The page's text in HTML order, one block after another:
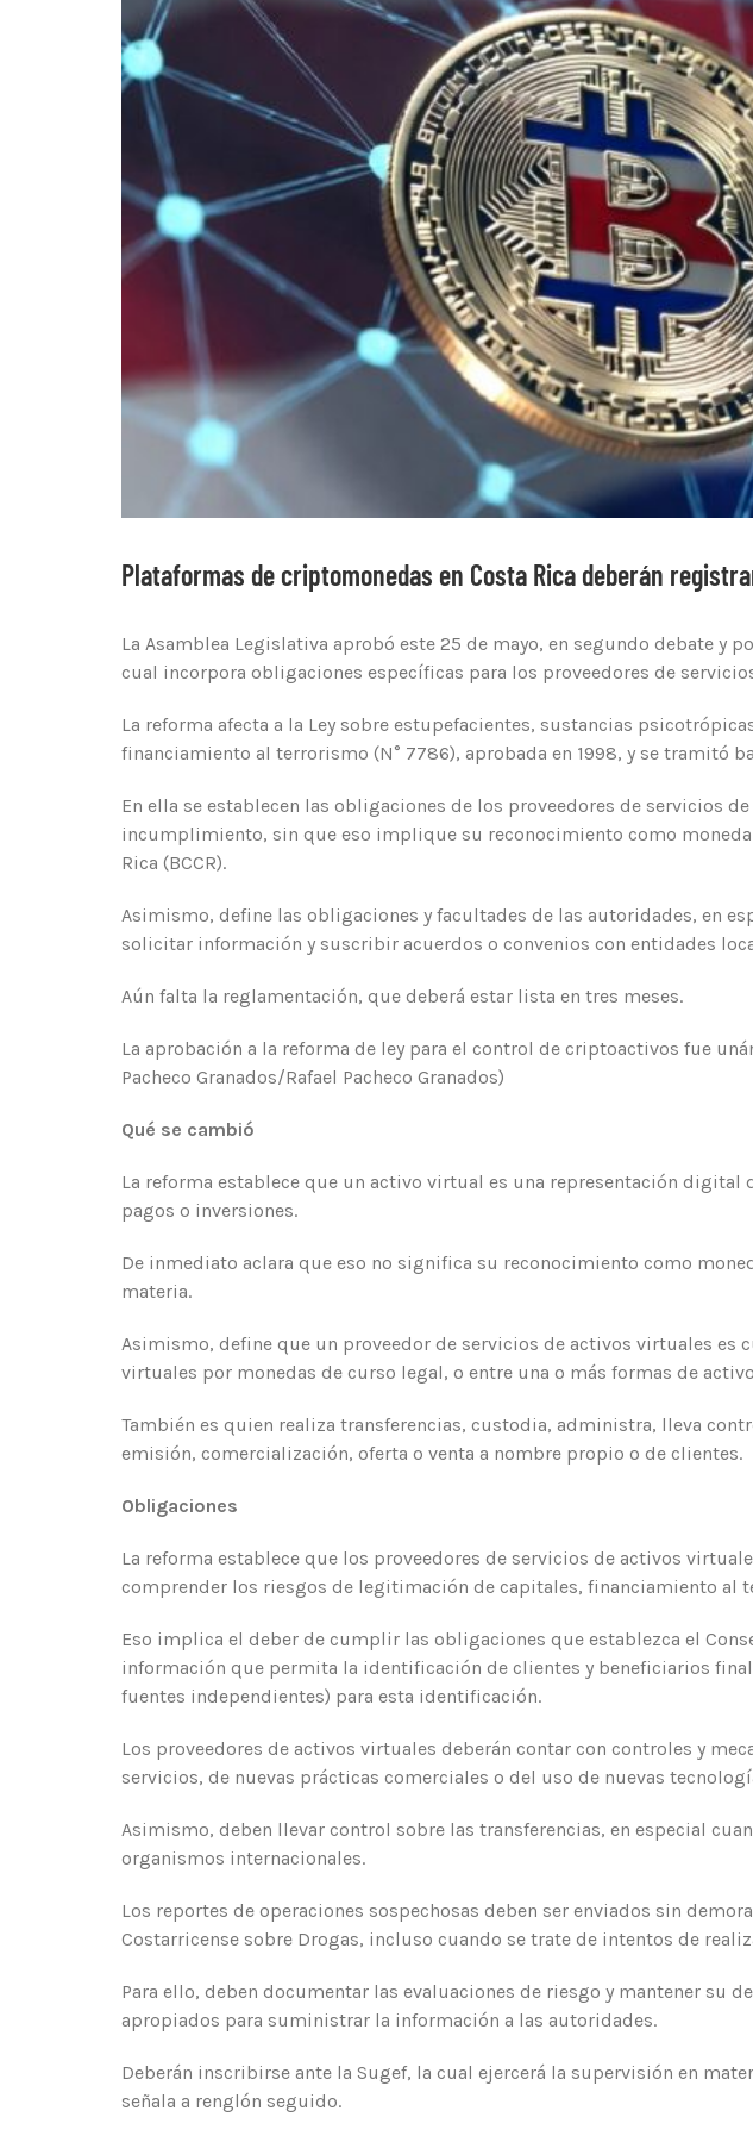
Plataformas de criptomonedas en Costa Rica deberán
La Asamblea Legislativa aprobó este 25 de mayo, en segundo debate
cual incorpora obligaciones específicas para los proveedores de
‌La reforma afecta a la Ley sobre estupefacientes, sustancias
financiamiento al terrorismo (N° 7786), aprobada en 1998, y se tramitó
En ella se establecen las obligaciones de los proveedores de servicios
incumplimiento, sin que eso implique su reconocimiento como
Rica (BCCR).
Asimismo, define las obligaciones y facultades de las autoridades, en
solicitar información y suscribir acuerdos o convenios con entidades
Aún falta la reglamentación, que deberá estar lista en tres meses.
La aprobación a la reforma de ley para el control de criptoactivos fue
Pacheco Granados/Rafael Pacheco Granados)
Qué se cambió
La reforma establece que un activo virtual es una representación
pagos o inversiones.
De inmediato aclara que eso no significa su reconocimiento como
materia.
Asimismo, define que un proveedor de servicios de activos virtuales
virtuales por monedas de curso legal, o entre una o más formas de
También es quien realiza transferencias, custodia, administra, lleva
emisión, comercialización, oferta o venta a nombre propio o de clientes.
Obligaciones
La reforma establece que los proveedores de servicios de activos
comprender los riesgos de legitimación de capitales, financiamiento al
Eso implica el deber de cumplir las obligaciones que establezca el
información que permita la identificación de clientes y beneficiarios
fuentes independientes) para esta identificación.
Los proveedores de activos virtuales deberán contar con controles y
servicios, de nuevas prácticas comerciales o del uso de nuevas
Asimismo, deben llevar control sobre las transferencias, en especial
organismos internacionales.
Los reportes de operaciones sospechosas deben ser enviados sin
Costarricense sobre Drogas, incluso cuando se trate de intentos de
Para ello, deben documentar las evaluaciones de riesgo y mantener su
apropiados para suministrar la información a las autoridades.
Deberán inscribirse ante la Sugef, la cual ejercerá la supervisión en
señala a renglón seguido.